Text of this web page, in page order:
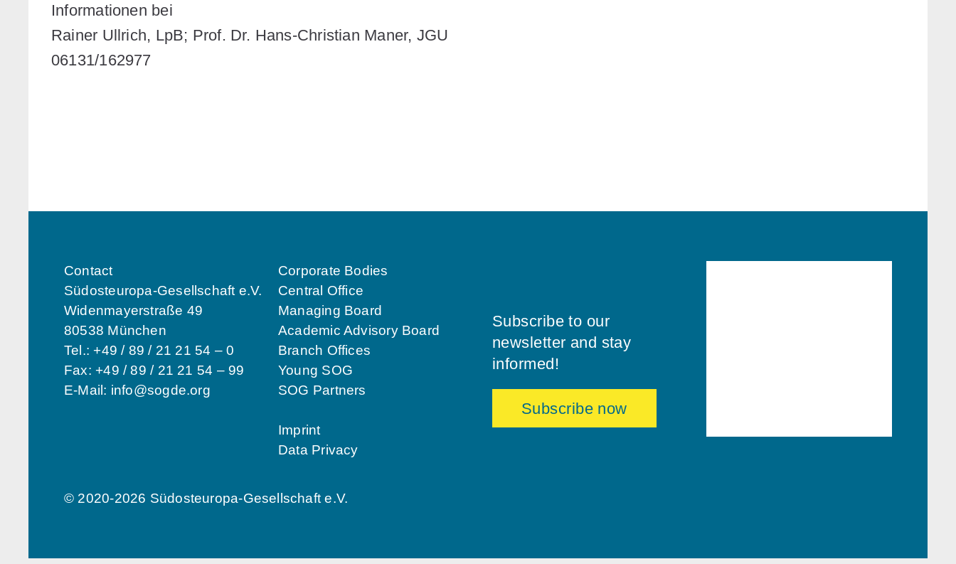
Informationen bei
Rainer Ullrich, LpB; Prof. Dr. Hans-Christian Maner, JGU
06131/162977
Contact
Südosteuropa-Gesellschaft e.V.
Widenmayerstraße 49
80538 München
Tel.: +49 / 89 / 21 21 54 – 0
Fax: +49 / 89 / 21 21 54 – 99
E-Mail: info@sogde.org
Corporate Bodies
Central Office
Managing Board
Academic Advisory Board
Branch Offices
Young SOG
SOG Partners
Imprint
Data Privacy
Subscribe to our
newsletter and stay
informed!
Subscribe now
© 2020-2026 Südosteuropa-Gesellschaft e.V.